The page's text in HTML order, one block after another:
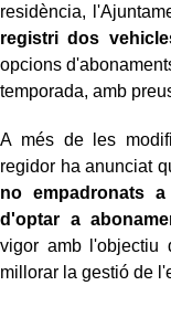
residència,
registri dos
opcions
temporada, amb
A més de les
regidor ha anunciat
no empadronats
d'optar a
vigor amb l'objectiu
millorar la gestió de